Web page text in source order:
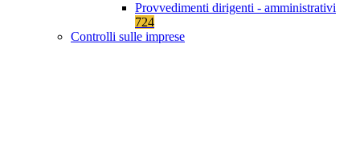
Provvedimenti dirigenti - amministrativi
724
Controlli sulle imprese